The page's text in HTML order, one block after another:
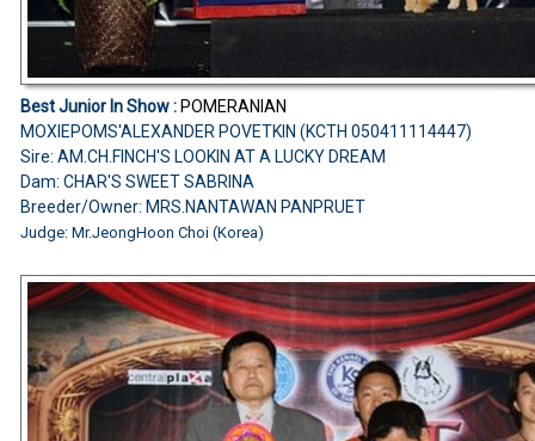
Best Junior In Show :POMERANIAN
MOXIEPOMS'ALEXANDER POVETKIN (KCTH 050411114447)
Sire: AM.CH.FINCH'S LOOKIN AT A LUCKY DREAM
Dam: CHAR'S SWEET SABRINA
Breeder/Owner: MRS.NANTAWAN PANPRUET
Judge: Mr.JeongHoon Choi (Korea)